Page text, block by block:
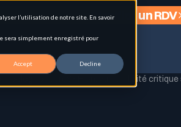
l’utilisation de notre site. En savoir
sera simplement enregistré pour
Accept Decline
Planifier un RDV
RegreSSHion, vulnérabilité